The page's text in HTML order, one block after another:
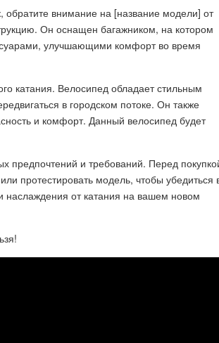
обратите внимание на [название модели] от
Он оснащен багажником, на котором
улучшающими комфорт во время
катания. Велосипед обладает стильным
в городском потоке. Он также
и комфорт. Данный велосипед будет
предпочтений и требований. Перед
протестировать модель, чтобы убедиться
от катания на вашем новом